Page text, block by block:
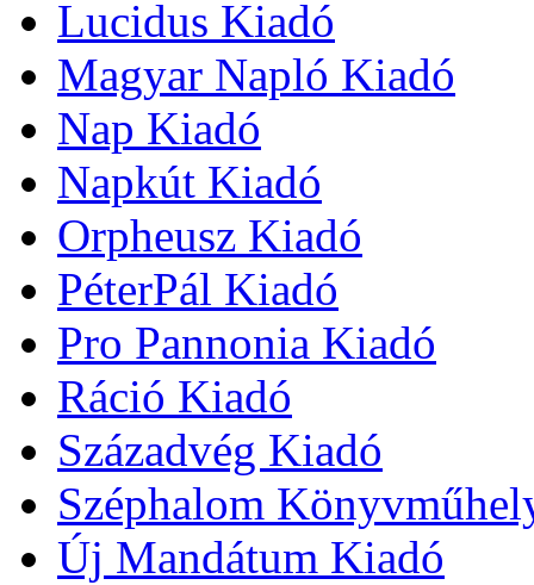
Lucidus Kiadó
Magyar Napló Kiadó
Nap Kiadó
Napkút Kiadó
Orpheusz Kiadó
PéterPál Kiadó
Pro Pannonia Kiadó
Ráció Kiadó
Századvég Kiadó
Széphalom
Új Mandátum Kiadó